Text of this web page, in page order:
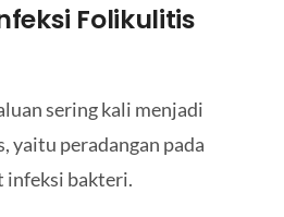
Folikulitis
sering kali menjadi
yaitu peradangan pada
infeksi bakteri.